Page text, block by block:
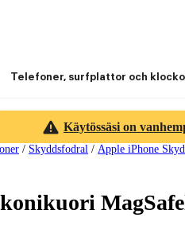
Telefoner, surfplattor och
Käytössäsi on
/ Skyddsfodral / Apple iPhone